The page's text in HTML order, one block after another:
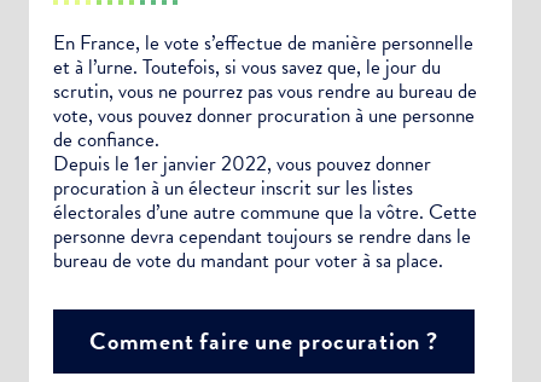
En France, le vote s’effectue de manière personnelle
et à l’urne. Toutefois, si vous savez que, le jour du
scrutin, vous ne pourrez pas vous rendre au bureau de
vote, vous pouvez donner procuration à une personne
de confiance.
Depuis le 1er janvier 2022, vous pouvez donner
procuration à un électeur inscrit sur les listes
électorales d’une autre commune que la vôtre. Cette
personne devra cependant toujours se rendre dans le
bureau de vote du mandant pour voter à sa place.
Comment faire une procuration ?